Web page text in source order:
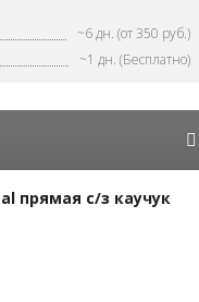
~6 дн. (от 350 руб.)
~1 дн. (Бесплатно)
прямая с/з каучук